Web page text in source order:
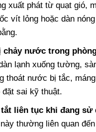
xuất phát từ quạt gió,
vít lỏng hoặc dàn
chảy nước trong
lạnh xuống tường,
thoát nước bị tắc,
sai kỹ thuật.
liên tục khi đang sử
thường liên quan